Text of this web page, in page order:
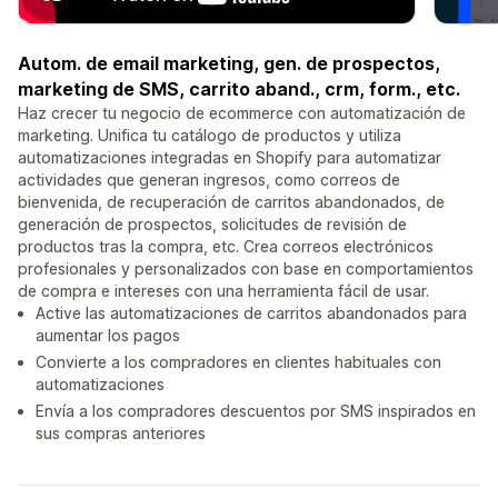
Autom. de email marketing, gen. de prospectos,
marketing de SMS, carrito aband., crm, form., etc.
Haz crecer tu negocio de ecommerce con automatización de
marketing. Unifica tu catálogo de productos y utiliza
automatizaciones integradas en Shopify para automatizar
actividades que generan ingresos, como correos de
bienvenida, de recuperación de carritos abandonados, de
generación de prospectos, solicitudes de revisión de
productos tras la compra, etc. Crea correos electrónicos
profesionales y personalizados con base en comportamientos
de compra e intereses con una herramienta fácil de usar.
Active las automatizaciones de carritos abandonados para
aumentar los pagos
Convierte a los compradores en clientes habituales con
automatizaciones
Envía a los compradores descuentos por SMS inspirados en
sus compras anteriores